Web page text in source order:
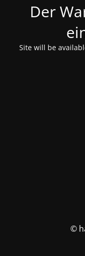
Der
Site will be
©